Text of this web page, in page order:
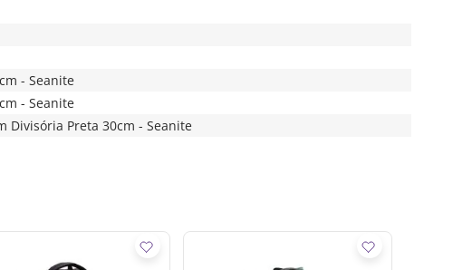
- Seanite
- Seanite
Divisória Preta 30cm - Seanite